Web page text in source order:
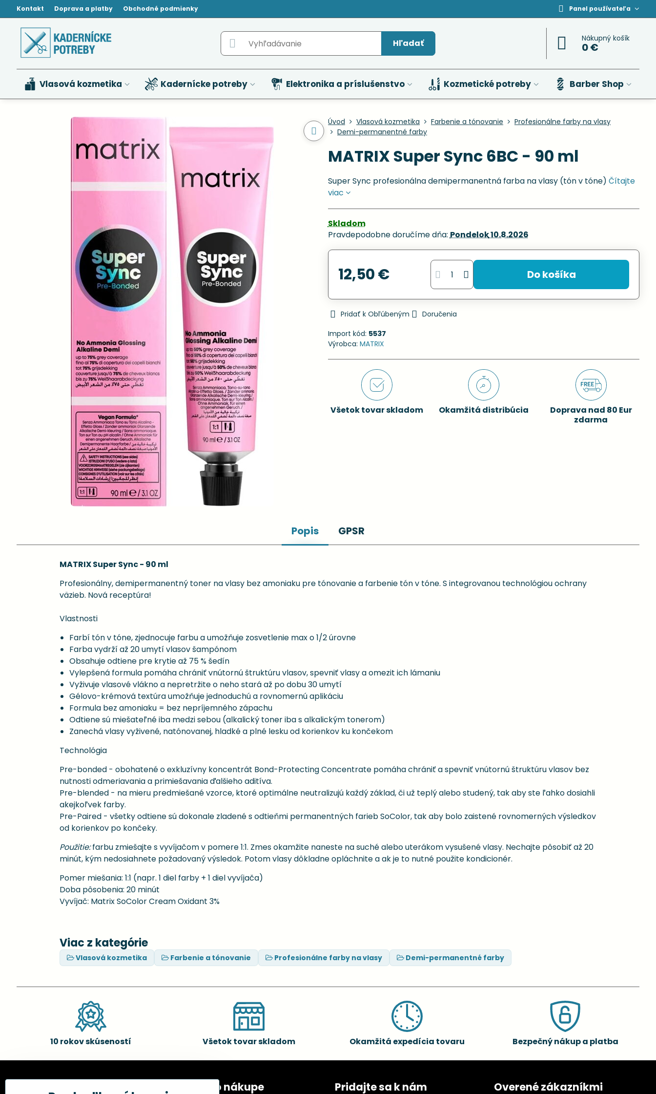
Kontakt Doprava a platby Obchodné podmienky Panel používateľa
Hľadať Nákupný košík
0 €
Vlasová kozmetika Kadernícke potreby Elektronika a príslušenstvo Kozmetické potreby Barber Shop
Úvod Vlasová kozmetika Farbenie a tónovanie
Profesionálne farby na vlasy
Demi-permanentné farby
MATRIX Super Sync 6BC - 90 ml
Super Sync profesionálna demipermanentná farba na vlasy (tón v tóne) Čítajte
viac
Skladom
Pravdepodobne doručíme dňa:Pondelok10.8.2026
12,50 € Do košíka
Pridať k Obľúbeným
Doručenia
Import kód: 5537
Výrobca: MATRIX
Všetok tovar skladom Okamžitá distribúcia
Doprava nad 80 Eur
zdarma
Popis GPSR
MATRIX Super Sync - 90 ml
Profesionálny, demipermanentný toner na vlasy bez amoniaku pre tónovanie a farbenie tón v tóne. S integrovanou technológiou ochrany
väzieb. Nová receptúra!
Vlastnosti
Farbí tón v tóne, zjednocuje farbu a umožňuje zosvetlenie max o 1/2 úrovne
Farba vydrží až 20 umytí vlasov šampónom
Obsahuje odtiene pre krytie až 75 % šedín
Vylepšená formula pomáha chrániť vnútornú štruktúru vlasov, spevniť vlasy a omezit ich lámaniu
Vyživuje vlasové vlákno a nepretržite o neho stará až po dobu 30 umytí
Gélovo-krémová textúra umožňuje jednoduchú a rovnomernú aplikáciu
Formula bez amoniaku = bez nepríjemného zápachu
Odtiene sú miešateľné iba medzi sebou (alkalický toner iba s alkalickým tonerom)
Zanechá vlasy vyživené, natónovanej, hladké a plné lesku od korienkov ku končekom
Technológia
Pre-bonded - obohatené o exkluzívny koncentrát Bond-Protecting Concentrate pomáha chrániť a spevniť vnútornú štruktúru vlasov bez
nutnosti odmeriavania a primiešavania ďalšieho aditíva.
Pre-blended - na mieru predmiešané vzorce, ktoré optimálne neutralizujú každý základ, či už teplý alebo studený, tak aby ste ľahko dosiahli
akejkoľvek farby.
Pre-Paired - všetky odtiene sú dokonale zladené s odtieňmi permanentných farieb SoColor, tak aby bolo zaistené rovnomerných výsledkov
od korienkov po končeky.
Použitie:farbu zmiešajte s vyvíjačom v pomere 1:1. Zmes okamžite naneste na suché alebo uterákom vysušené vlasy. Nechajte pôsobiť až 20
minút, kým nedosiahnete požadovaný výsledok. Potom vlasy dôkladne opláchnite a ak je to nutné použite kondicionér.
Pomer miešania: 1:1 (napr. 1 diel farby + 1 diel vyvíjača)
Doba pôsobenia: 20 minút
Vyvíjač: Matrix SoColor Cream Oxidant 3%
Viac z kategórie
Vlasová kozmetika Farbenie a tónovanie Profesionálne farby na vlasy Demi-permanentné farby
10 rokov skúseností Všetok tovar skladom Okamžitá expedícia tovaru Bezpečný nákup a platba
Kadernícke potreby, s.r.o. Všetko o nákupe Pridajte sa k nám Overené zákazníkmi